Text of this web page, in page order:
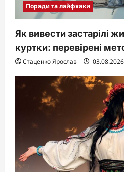
Поради та лайфхаки
Як вивести застарілі
куртки: перевірені
Стаценко Ярослав 03.08.2026